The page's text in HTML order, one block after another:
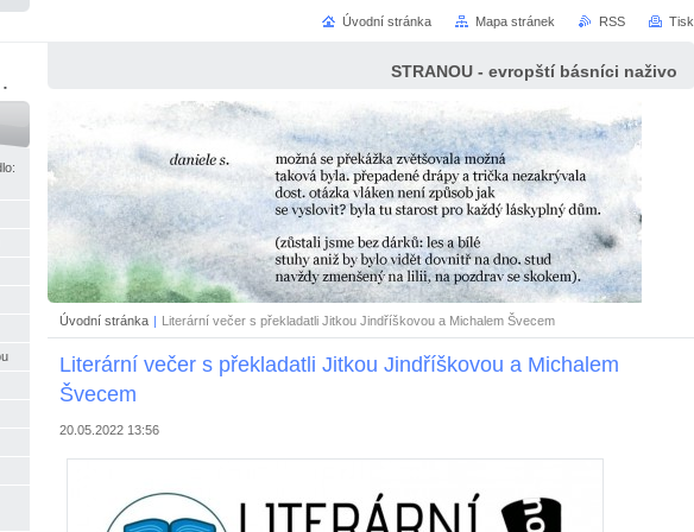
STRANOU - evropští básníci naživo
Úvodní stránka | Literární večer s překladatli Jitkou Jindříškovou a Michalem Švecem
Literární večer s překladatli Jitkou Jindříškovou a Michalem
Švecem
20.05.2022 13:56
Úvodní stránka Mapa stránek RSS Tisk